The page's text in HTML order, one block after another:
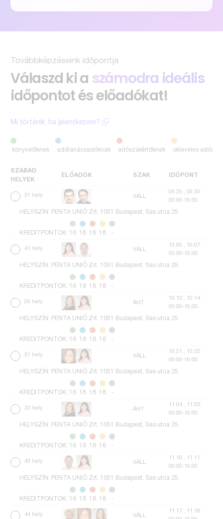
Továbbképzéseink időpontja
Válaszd ki a számodra ideális
időpontot és előadókat!
Mi történik, ha jelentkezem?